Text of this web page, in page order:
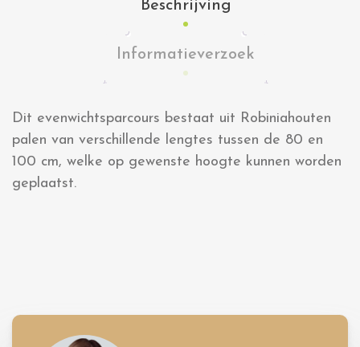
Beschrijving
Informatieverzoek
Dit evenwichtsparcours bestaat uit Robiniahouten
palen van verschillende lengtes tussen de 80 en
100 cm, welke op gewenste hoogte kunnen worden
geplaatst.